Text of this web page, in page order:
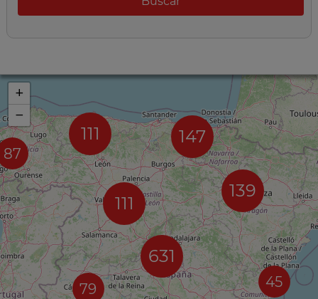
87
111 147
111
79
631
139
45
+
−